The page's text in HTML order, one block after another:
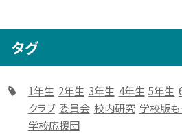
タグ
1年生 2年生 3年生 4年生 5年生
クラブ 委員会 校内研究 学校版
学校応援団